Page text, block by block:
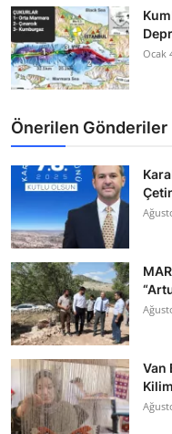
Ocak
Önerilen Gönderiler
Van